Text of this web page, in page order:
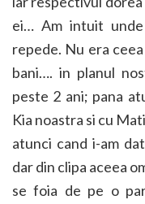
ei… Am intuit
repede. Nu era
bani…. in planul
peste 2 ani; pana
Kia noastra si cu
atunci cand i-am
dar din clipa aceea
se foia de pe o